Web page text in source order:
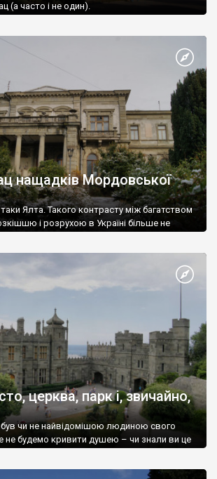
(а часто і не один).
нащадків Мордовської
Ялта. Такого контрасту між багатством
і розрухою в Україні більше не
церква, парк і, звичайно,
чи не найвідомішою людиною свого
не будемо кривити душею – чи знали ви це